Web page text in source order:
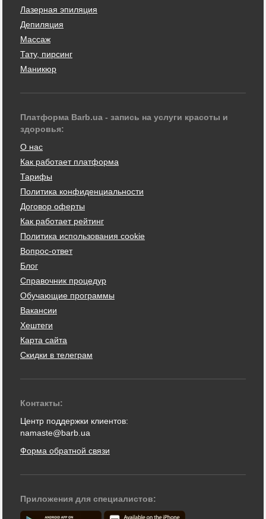
Лазерная эпиляция
Депиляция
Массаж
Тату, пирсинг
Маникюр
Платформа Barb.ua - запись на услуги красоты и
здоровья:
О нас
Как работает платформа
Тарифы
Политика конфиденциальности
Договор оферты
Как работает рейтинг
Политика использования cookie
Вопрос-ответ
Блог
Справочник процедур
Обучающие программы
Вакансии
Хештеги
Карта сайта
Скидки в телеграм
Контакты:
Центр поддержки клиентов:
namaste@barb.ua
Форма обратной связи
Приложения для специалистов: